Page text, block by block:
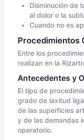
Disminución de
al dolor o la
Cuando no es
Procedimientos
Entre los
realizan en la
Antecedentes y
El tipo de
grado de laxitud
de las superficies
y de las demandas
operatorio.